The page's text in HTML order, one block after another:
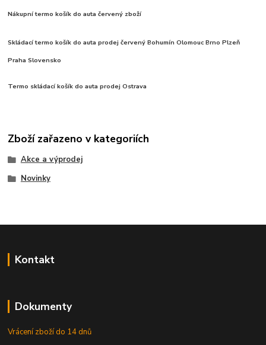
Nákupní termo košík do auta červený zboží
Skládací termo košík do auta prodej červený Bohumín Olomouc Brno Plzeň
Praha Slovensko
Termo skládací košík do auta prodej Ostrava
Zboží zařazeno v kategoriích
Akce a výprodej
Novinky
Kontakt
Dokumenty
Vrácení zboží do 14 dnů